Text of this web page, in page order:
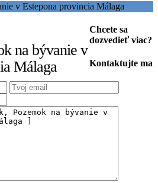
v Estepona provincia Málaga
na bývanie v
Málaga
Chcete sa
dozvedieť viac?
Kontaktujte ma